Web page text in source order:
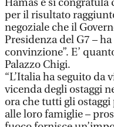
Hamas e si congratula
per il risultato
negoziale che il
Presidenza del G7 –
convinzione”. E’
Palazzo Chigi.
“L’Italia ha seguito da
vicenda degli ostaggi
ora che tutti gli
alle loro famiglie –